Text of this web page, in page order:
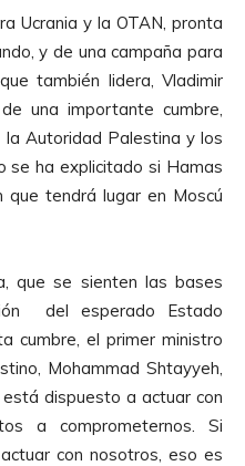
Ucrania y la OTAN, pronta
y de una campaña para
también lidera, Vladimir
una importante cumbre,
Autoridad Palestina y los
se ha explicitado si Hamas
que tendrá lugar en Moscú
que se sienten las bases
del esperado Estado
cumbre, el primer ministro
Mohammad Shtayyeh,
está dispuesto a actuar con
a comprometernos. Si
con nosotros, eso es